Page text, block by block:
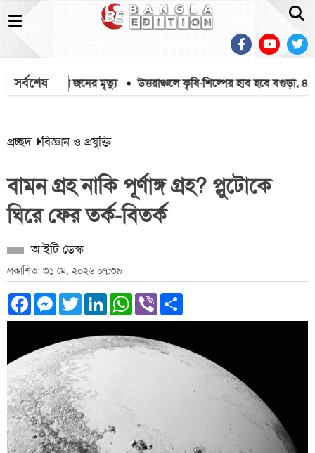
সর্বশেষ
আরও চার জনের মৃত্যু উত্তরাঞ্চলে কৃষি-শিল্পের হাব হবে বগুড়া, ৪০০
প্রচ্ছদ বিজ্ঞান ও প্রযুক্তি
বামন গ্রহ নাকি পূর্ণাঙ্গ গ্রহ? প্লুটোকে
ঘিরে ফের তর্ক-বিতর্ক
আইটি ডেস্ক
প্রকাশিত: ৩১ মে, ২০২৬ ০৭:৩৯
Facebook
Messenger
TwitterLinkedInWhatsApp
Viber